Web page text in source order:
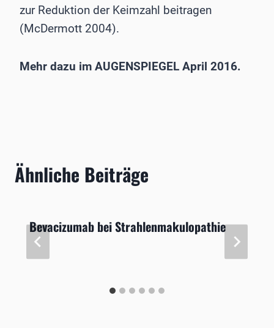
zur Reduktion der Keimzahl beitragen
(McDermott 2004).
Mehr dazu im AUGENSPIEGEL April 2016.
Ähnliche Beiträge
Bevacizumab bei Strahlenmakulopathie